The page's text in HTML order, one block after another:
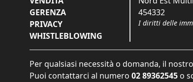
GERENZA
PRIVACY
WHISTLEBLOWING
454332
I diritti delle
Per qualsiasi necessità o domanda, il
Puoi contattarci al numero 02 89362545 o